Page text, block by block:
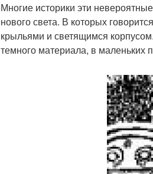
Многие историки эти
нового света. В которых
крыльями и светящимся
темного материала, в маленьких